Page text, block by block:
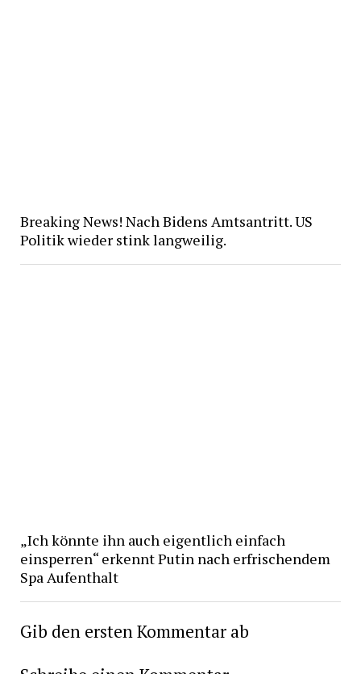
Breaking News! Nach Bidens Amtsantritt. US
Politik wieder stink langweilig.
„Ich könnte ihn auch eigentlich einfach
einsperren“ erkennt Putin nach erfrischendem
Spa Aufenthalt
Gib den ersten Kommentar ab